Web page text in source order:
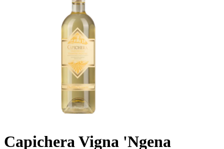
Capichera Vigna 'Ngena